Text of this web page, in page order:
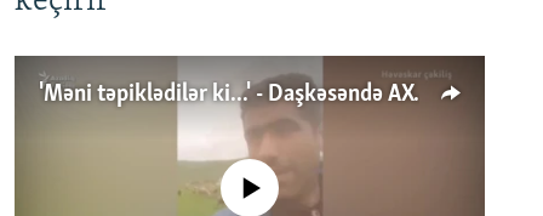
'Məni təpiklədilər ki...' - Daşkəsəndə AXCP fəalının yaxınları onun həbsinə etiraz edirlər
No media source currently available